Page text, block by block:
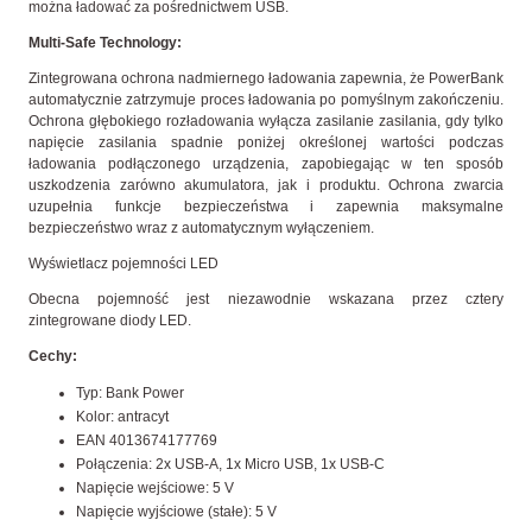
można ładować za pośrednictwem USB.
Multi-Safe Technology:
Zintegrowana ochrona nadmiernego ładowania zapewnia, że PowerBank
automatycznie zatrzymuje proces ładowania po pomyślnym zakończeniu.
Ochrona głębokiego rozładowania wyłącza zasilanie zasilania, gdy tylko
napięcie zasilania spadnie poniżej określonej wartości podczas
ładowania podłączonego urządzenia, zapobiegając w ten sposób
uszkodzenia zarówno akumulatora, jak i produktu. Ochrona zwarcia
uzupełnia funkcje bezpieczeństwa i zapewnia maksymalne
bezpieczeństwo wraz z automatycznym wyłączeniem.
Wyświetlacz pojemności LED
Obecna pojemność jest niezawodnie wskazana przez cztery
zintegrowane diody LED.
Cechy:
Typ: Bank Power
Kolor: antracyt
EAN 4013674177769
Połączenia: 2x USB-A, 1x Micro USB, 1x USB-C
Napięcie wejściowe: 5 V
Napięcie wyjściowe (stałe): 5 V